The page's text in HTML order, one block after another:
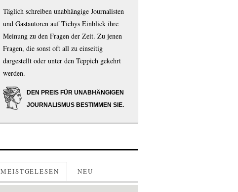
Täglich schreiben unabhängige Journalisten
und Gastautoren auf Tichys Einblick ihre
Meinung zu den Fragen der Zeit. Zu jenen
Fragen, die sonst oft all zu einseitig
dargestellt oder unter den Teppich gekehrt
werden.
DEN PREIS FÜR UNABHÄNGIGEN
JOURNALISMUS BESTIMMEN SIE.
MEISTGELESEN NEU